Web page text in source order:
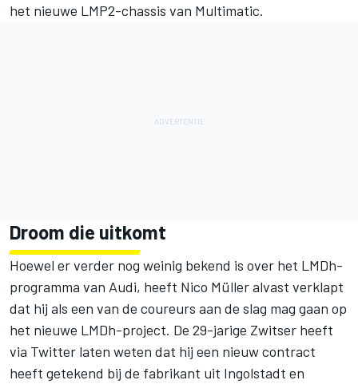
het nieuwe LMP2-chassis van Multimatic.
Droom die uitkomt
Hoewel er verder nog weinig bekend is over het LMDh-
programma van Audi, heeft Nico Müller alvast verklapt
dat hij als een van de coureurs aan de slag mag gaan op
het nieuwe LMDh-project. De 29-jarige Zwitser heeft
via Twitter laten weten dat hij een nieuw contract
heeft getekend bij de fabrikant uit Ingolstadt en